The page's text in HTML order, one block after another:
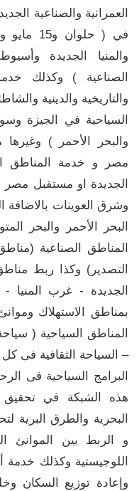
العمرانية والصناعية
في ( حلوان
والمنيا الجديدة
الصناعية ) وكذلك خدمة
والتاريخية والدينية
السياحية في الجيزة
والبحر الأحمر ) وغيرها
مصر و خدمة المناطق
الجديدة او مستقبل مصر
وشرق العوينات بالاضافة
البحر الأحمر والبحر
المناطق الصناعية (مناطق
التصدير) وكذا ربط مناطق
الجديدة - غرب
بمناطق الاستهلاك وموانئ
المناطق السياحية (
– السياحة الثقافية فى كل
البرامج السياحية فى
هذه الشبكة في تحقيق
البحرية والطرق البرية
و الربط بين الموانئ
اللوجيستية وكذلك خدمة
وإعادة توزيع السكان